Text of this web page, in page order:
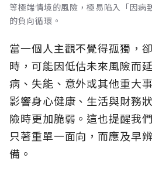
等極端情境的風險，極易陷入「因病
的負向循環。
當一個人主觀不覺得孤獨，
時，可能因低估未來風險而
病、失能、意外或其他重大
影響身心健康、生活與財務
險時更加脆弱。這也提醒我
只著重單一面向，而應及早
備。